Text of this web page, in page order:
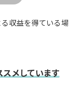
収益を得ている場
メしています